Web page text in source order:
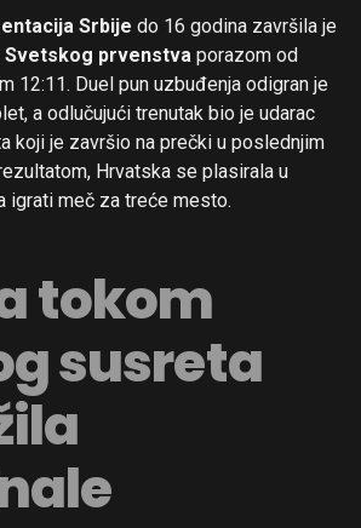
Srbije do 16 godina završila je
Svetskog prvenstva porazom od
12:11. Duel pun uzbuđenja odigran je
a odlučujući trenutak bio je udarac
koji je završio na prečki u poslednjim
Hrvatska se plasirala u
igrati meč za treće mesto.
tokom
susreta